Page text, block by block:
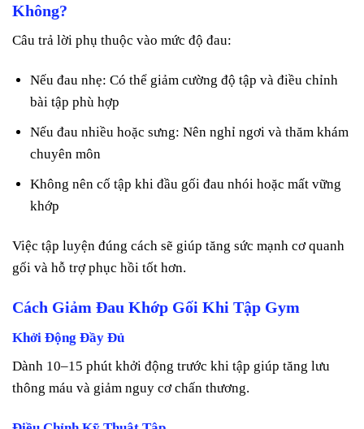
Không?
Câu trả lời phụ thuộc vào mức độ đau:
Nếu đau nhẹ: Có thể giảm cường độ tập và điều chỉnh
bài tập phù hợp
Nếu đau nhiều hoặc sưng: Nên nghỉ ngơi và thăm khám
chuyên môn
Không nên cố tập khi đầu gối đau nhói hoặc mất vững
khớp
Việc tập luyện đúng cách sẽ giúp tăng sức mạnh cơ quanh
gối và hỗ trợ phục hồi tốt hơn.
Cách Giảm Đau Khớp Gối Khi Tập Gym
Khởi Động Đầy Đủ
Dành 10–15 phút khởi động trước khi tập giúp tăng lưu
thông máu và giảm nguy cơ chấn thương.